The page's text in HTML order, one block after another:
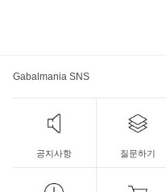
Gabalmania SNS
공지사항 질문하기